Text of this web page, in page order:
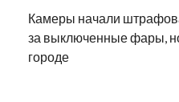
Камеры начали
за выключенные фары,
городе